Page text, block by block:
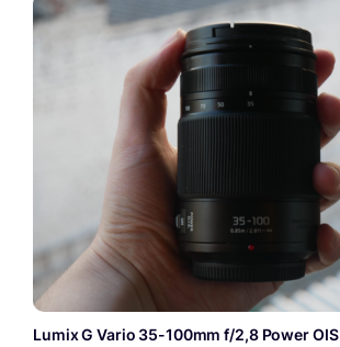
Lumix G Vario 35-100mm f/2,8 Power OIS